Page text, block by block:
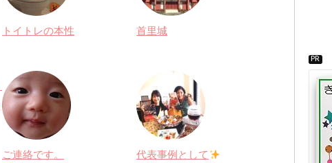
トイトレの本性 首里城
ご連絡です。 代表事例として
PR